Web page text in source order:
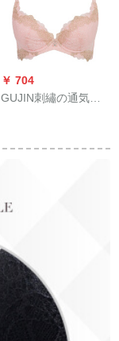
￥ 704
GUJIN刺繡の通気性
送ります。ブラジャ